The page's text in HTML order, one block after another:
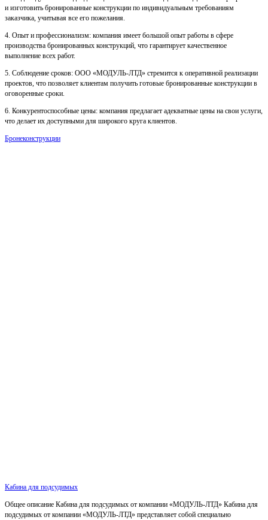
и изготовить бронированные конструкции по индивидуальным требованиям
заказчика, учитывая все его пожелания.
4. Опыт и профессионализм: компания имеет большой опыт работы в сфере
производства бронированных конструкций, что гарантирует качественное
выполнение всех работ.
5. Соблюдение сроков: ООО «МОДУЛЬ-ЛТД» стремится к оперативной реализации
проектов, что позволяет клиентам получить готовые бронированные конструкции в
оговоренные сроки.
6. Конкурентоспособные цены: компания предлагает адекватные цены на свои услуги,
что делает их доступными для широкого круга клиентов.
Бронеконструкции
Кабина для подсудимых
Общее описание Кабина для подсудимых от компании «МОДУЛЬ-ЛТД» Кабина для
подсудимых от компании «МОДУЛЬ-ЛТД» представляет собой специально